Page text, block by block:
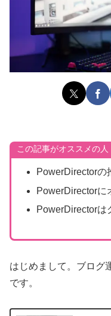
この記事がオススメの人
PowerDirectorの
PowerDirectorに
PowerDirectorは
はじめまして。ブログ
です。